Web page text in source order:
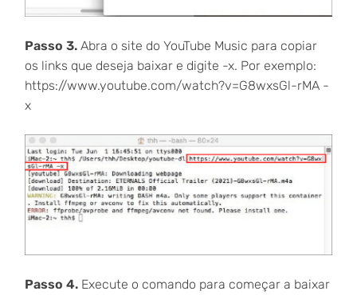
Passo 3.Abra o site do YouTube Music para copiar
os links que deseja baixar e digite -x. Por exemplo:
https://www.youtube.com/watch?v=G8wxsGl-rMA -
x
Passo 4.Execute o comando para começar a baixar